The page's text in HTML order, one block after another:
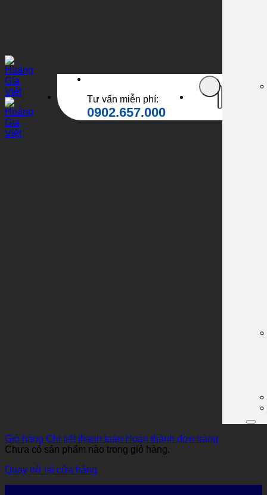
Tư vấn miễn phí:
0902.657.000
Tìm
Giỏ hàng Chi tiết thanh toán Hoàn thành đơn hàng
Chưa có sản phẩm nào trong giỏ hàng.
Quay trở lại cửa hàng